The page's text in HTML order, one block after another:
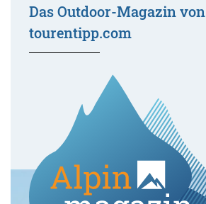
Das Outdoor-Magazin von
tourentipp.com